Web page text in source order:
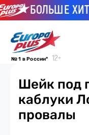
БОЛЬШЕ
№ 1 в России*
Шейк под
каблуки
провалы